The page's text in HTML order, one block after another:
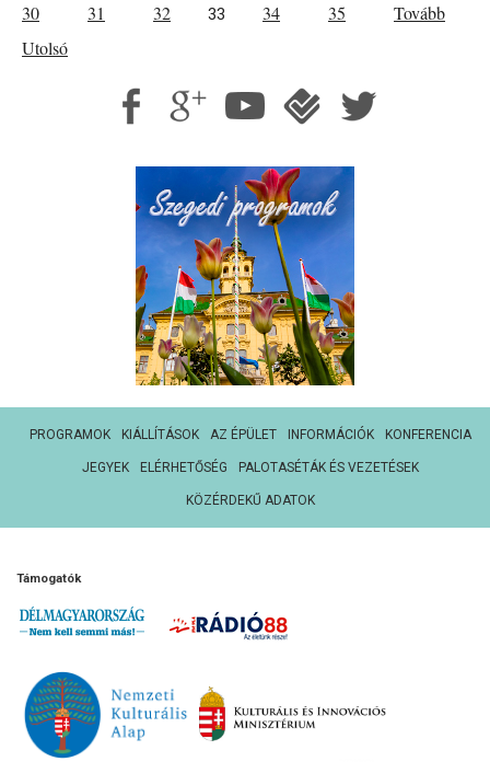
30
31 32 33 34 35
Tovább
Utolsó
PROGRAMOK KIÁLLÍTÁSOK AZ ÉPÜLET INFORMÁCIÓK KONFERENCIA
JEGYEK ELÉRHETŐSÉG PALOTASÉTÁK ÉS VEZETÉSEK
KÖZÉRDEKŰ ADATOK
Támogatók